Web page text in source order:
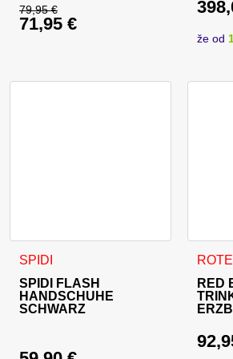
79,95€
Ursprünglicher Preis war:
71,95 €
Aktueller Preis ist: 71,95
že od
SPIDI
SPIDI FLASH
HANDSCHUHE
SCHWARZ
Dieses Produkt weist mehrere
RED